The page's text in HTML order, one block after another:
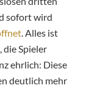
sofort wird
. Alles ist
die Spieler
ehrlich: Diese
deutlich mehr